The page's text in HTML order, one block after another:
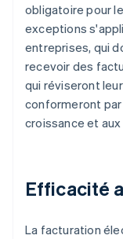
obligatoire pour
exceptions
entreprises, qui
recevoir des
qui réviseront
conformeront par
croissance et
Efficacité
La facturation